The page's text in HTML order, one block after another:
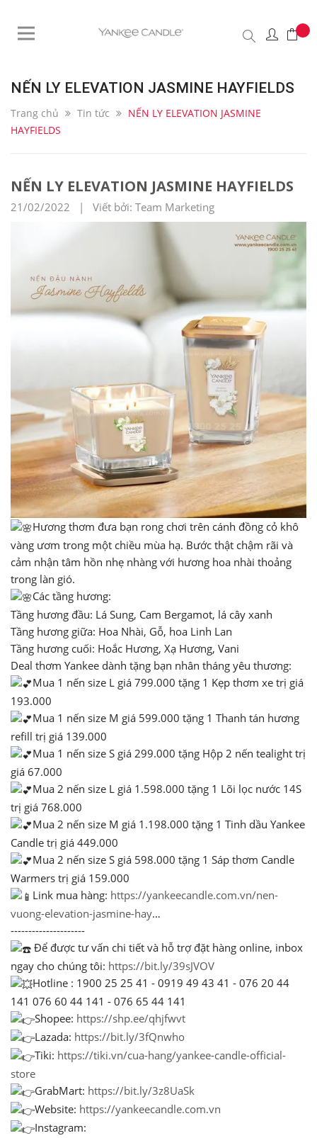
NẾN LY ELEVATION JASMINE HAYFIELDS
Trang chủ Tin tức
NẾN LY ELEVATION JASMINE
HAYFIELDS
NẾN LY ELEVATION JASMINE HAYFIELDS
21/02/2022 | Viết bởi: Team Marketing
Hương thơm đưa bạn rong chơi trên cánh đồng cỏ khô
vàng ươm trong một chiều mùa hạ. Bước thật chậm rãi và
cảm nhận tâm hồn nhẹ nhàng với hương hoa nhài thoảng
trong làn gió.
Các tầng hương:
Tầng hương đầu: Lá Sung, Cam Bergamot, lá cây xanh
Tầng hương giữa: Hoa Nhài, Gỗ, hoa Linh Lan
Tầng hương cuối: Hoắc Hương, Xạ Hương, Vani
Deal thơm Yankee dành tặng bạn nhân tháng yêu thương:
Mua 1 nến size L giá 799.000 tặng 1 Kẹp thơm xe trị giá
193.000
Mua 1 nến size M giá 599.000 tặng 1 Thanh tán hương
refill trị giá 139.000
Mua 1 nến size S giá 299.000 tặng Hộp 2 nến tealight trị
giá 67.000
Mua 2 nến size L giá 1.598.000 tặng 1 Lõi lọc nước 14S
trị giá 768.000
Mua 2 nến size M giá 1.198.000 tặng 1 Tinh dầu Yankee
Candle trị giá 449.000
Mua 2 nến size S giá 598.000 tặng 1 Sáp thơm Candle
Warmers trị giá 159.000
Link mua hàng: https://yankeecandle.com.vn/nen-
vuong-elevation-jasmine-hay…
---------------------
Để được tư vấn chi tiết và hỗ trợ đặt hàng online, inbox
ngay cho chúng tôi: https://bit.ly/39sJVOV
Hotline : 1900 25 25 41 - 0919 49 43 41 - 076 20 44
141 076 60 44 141 - 076 65 44 141
Shopee: https://shp.ee/qhjfwvt
Lazada: https://bit.ly/3fQnwho
Tiki: https://tiki.vn/cua-hang/yankee-candle-official-
store
GrabMart: https://bit.ly/3z8UaSk
Website: https://yankeecandle.com.vn
Instagram: